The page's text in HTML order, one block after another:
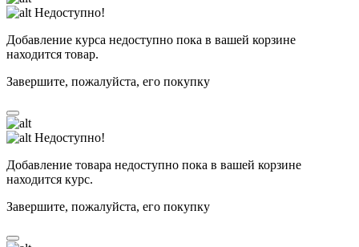
Недоступно!
Добавление курса недоступно пока в вашей корзине
находится товар.
Завершите, пожалуйста, его покупку
Недоступно!
Добавление товара недоступно пока в вашей корзине
находится курс.
Завершите, пожалуйста, его покупку